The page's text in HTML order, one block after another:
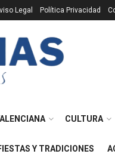
Legal Política Privacidad
CULTURA
Y TRADICIONES